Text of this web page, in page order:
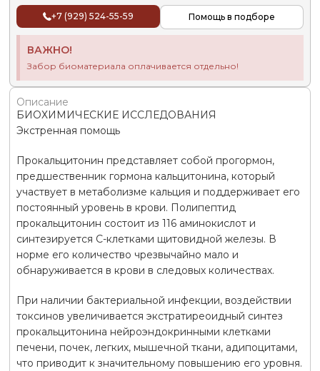
+7 (929) 524-55-59 Помощь в подборе
ВАЖНО!
Забор биоматериала оплачивается отдельно!
Описание
БИОХИМИЧЕСКИЕ ИССЛЕДОВАНИЯ
Экстренная помощь
Прокальцитонин представляет собой прогормон,
предшественник гормона кальцитонина, который
участвует в метаболизме кальция и поддерживает его
постоянный уровень в крови. Полипептид
прокальцитонин состоит из 116 аминокислот и
синтезируется С-клетками щитовидной железы. В
норме его количество чрезвычайно мало и
обнаруживается в крови в следовых количествах.
При наличии бактериальной инфекции, воздействии
токсинов увеличивается экстратиреоидный синтез
прокальцитонина нейроэндокринными клетками
печени, почек, легких, мышечной ткани, адипоцитами,
что приводит к значительному повышению его уровня.